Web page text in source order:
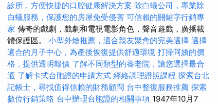
診所，方便快捷的口腔健康解決方案 除白蟻公司，專業除
白蟻服務，保護您的房屋免受侵害 可信賴的關鍵字行銷專
家 傳奇的戲劇，戲劇和電視電影角色，聲音遊戲，廣播載
體保護區。 小型外燴推薦，適合親友聚會的完美選擇 選擇
適合的月子中心，為產後恢復提供舒適環境 打掃阿姨的價
格，提供透明報價 了解不同類型的養老院，讓您選擇最合
適 了解卡式台胞證的申請方式 經絡調理證照課程 探索台北
記帳士，尋找值得信賴的財務顧問 台中整復服務推薦 探索
數位行銷策略 台中辦理台胞證的相關事項 1947年10月7